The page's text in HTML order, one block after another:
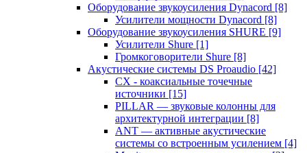
Оборудование звукоусиления Dynacord [8]
Усилители мощности Dynacord [8]
Оборудование звукоусиления SHURE [9]
Усилители Shure [1]
Громкоговорители Shure [8]
Акустические системы DS Proaudio [42]
CX - коаксиальные точечные
источники [15]
PILLAR — звуковые колонны для
архитектурной интеграции [8]
ANT — активные акустические
системы со встроенным усилением [4]